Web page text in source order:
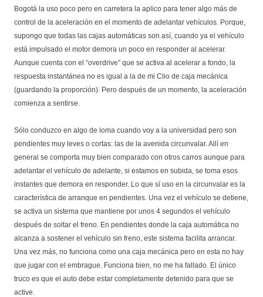
Bogotá la uso poco pero en carretera la aplico para tener algo más de
control de la aceleración en el momento de adelantar vehículos. Porque,
supongo que todas las cajas automáticas son así, cuando ya el vehículo
está impulsado el motor demora un poco en responder al acelerar.
Aunque cuenta con el “overdrive” que se activa al acelerar a fondo, la
respuesta instantánea no es igual a la de mi Clio de caja mecánica
(guardando la proporción). Pero después de un momento, la aceleración
comienza a sentirse.
Sólo conduzco en algo de loma cuando voy a la universidad pero son
pendientes muy leves o cortas: las de la avenida circunvalar. Allí en
general se comporta muy bien comparado con otros carros aunque para
adelantar el vehículo de adelante, si estamos en subida, se toma esos
instantes que demora en responder. Lo que sí uso en la circunvalar es la
característica de arranque en pendientes. Una vez el vehículo se detiene,
se activa un sistema que mantiene por unos 4 segundos el vehículo
después de soltar el freno. En pendientes donde la caja automática no
alcanza a sostener el vehículo sin freno, este sistema facilita arrancar.
Una vez más, no funciona como una caja mecánica pero en esta no hay
que jugar con el embrague. Funciona bien, no me ha fallado. El único
truco es que el auto debe estar completamente detenido para que se
active.